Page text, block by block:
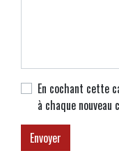
En cochant cette
à chaque